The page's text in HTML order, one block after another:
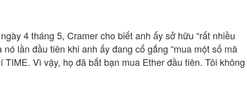
4 tháng 5, Cramer cho biết anh ấy sở hữu “rất nhiều
lần đầu tiên khi anh ấy đang cố gắng “mua một số mã
Vì vậy, họ đã bắt bạn mua Ether đầu tiên. Tôi không